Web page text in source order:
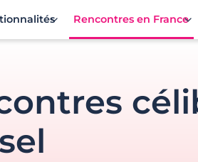
avec Meetic
Rencontres en France